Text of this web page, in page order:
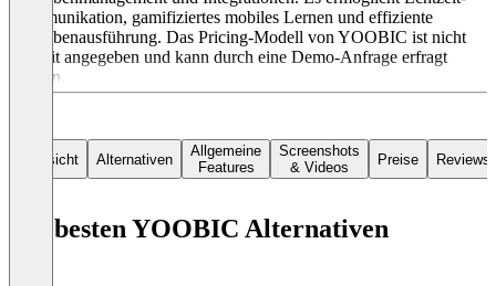
Kommunikation, gamifiziertes mobiles Lernen und effiziente
Aufgabenausführung. Das Pricing-Modell von YOOBIC ist nicht
explizit angegeben und kann durch eine Demo-Anfrage erfragt
werden.
Übersicht Alternativen
Allgemeine
Features
Screenshots
& Videos
Preise Reviews
Die besten YOOBIC Alternativen